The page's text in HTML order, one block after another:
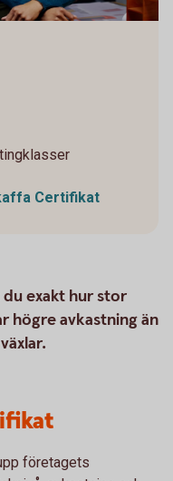
Certifikat
exakt hur stor
högre avkastning än
företagets